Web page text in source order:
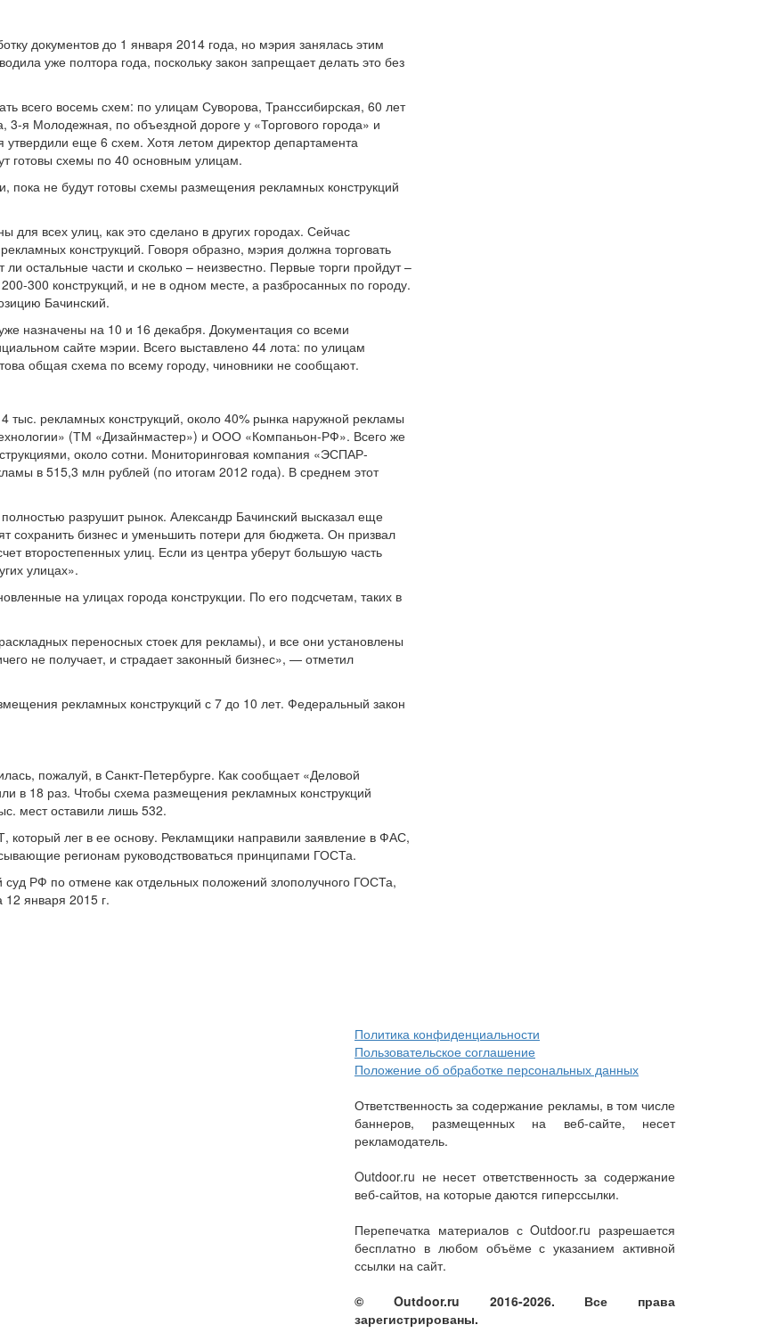
документов до 1 января 2014 года, но мэрия занялась этим
уже полтора года, поскольку закон запрещает делать это без
всего восемь схем: по улицам Суворова, Транссибирская, 60 лет
я Молодежная, по объездной дороге у «Торгового города» и
еще 6 схем. Хотя летом директор департамента
готовы схемы по 40 основным улицам.
пока не будут готовы схемы размещения рекламных конструкций
всех улиц, как это сделано в других городах. Сейчас
конструкций. Говоря образно, мэрия должна торговать
остальные части и сколько – неизвестно. Первые торги пройдут –
300 конструкций, и не в одном месте, а разбросанных по городу.
Бачинский.
назначены на 10 и 16 декабря. Документация со всеми
сайте мэрии. Всего выставлено 44 лота: по улицам
общая схема по всему городу, чиновники не сообщают.
рекламных конструкций, около 40% рынка наружной рекламы
(ТМ «Дизайнмастер») и ООО «Компаньон-РФ». Всего же
около сотни. Мониторинговая компания «ЭСПАР-
в 515,3 млн рублей (по итогам 2012 года). В среднем этот
разрушит рынок. Александр Бачинский высказал еще
сохранить бизнес и уменьшить потери для бюджета. Он призвал
второстепенных улиц. Если из центра уберут большую часть
улицах».
на улицах города конструкции. По его подсчетам, таких в
переносных стоек для рекламы), и все они установлены
не получает, и страдает законный бизнес», — отметил
рекламных конструкций с 7 до 10 лет. Федеральный закон
пожалуй, в Санкт-Петербурге. Как сообщает «Деловой
в 18 раз. Чтобы схема размещения рекламных конструкций
мест оставили лишь 532.
который лег в ее основу. Рекламщики направили заявление в ФАС,
регионам руководствоваться принципами ГОСТа.
РФ по отмене как отдельных положений злополучного ГОСТа,
января 2015 г.
Политика конфиденциальности
Пользовательское соглашение
Положение об обработке персональных данных
Ответственность за содержание рекламы, в том числе
баннеров, размещенных на веб-сайте, несет
рекламодатель.
Outdoor.ru не несет ответственность за содержание
веб-сайтов, на которые даются гиперссылки.
Перепечатка материалов с Outdoor.ru разрешается
бесплатно в любом объёме с указанием активной
ссылки на сайт.
© Outdoor.ru 2016-2026. Все права
зарегистрированы.